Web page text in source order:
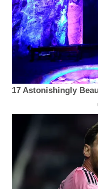
17 Astonishingly